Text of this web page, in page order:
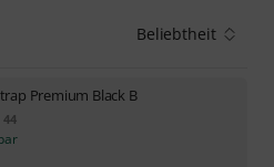
Beliebtheit
Premium Black B
44